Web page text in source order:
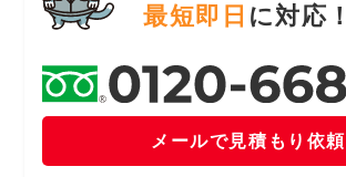
最短即日 に対応！
メールで見積もり依頼